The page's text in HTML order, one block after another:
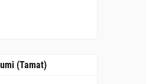
(Tamat)